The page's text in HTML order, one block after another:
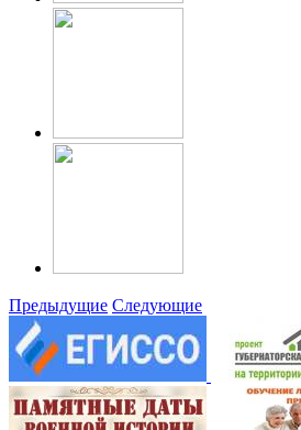
Предыдущие Следующие